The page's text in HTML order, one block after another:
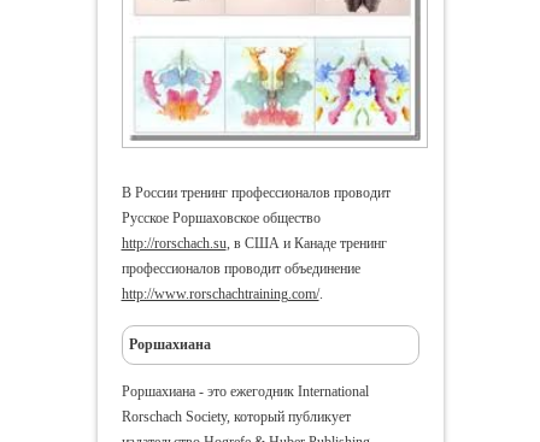
В России тренинг профессионалов проводит
Русское Роршаховское общество
http://rorschach.su , в США и Канаде тренинг
профессионалов проводит объединение
http://www.rorschachtraining.com/.
Роршахиана
Роршахиана - это ежегодник International
Rorschach Society, который публикует